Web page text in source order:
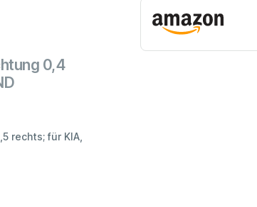
0,4
rechts; für KIA,